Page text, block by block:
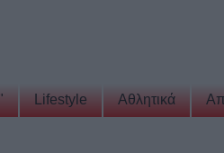
Lifestyle Αθλητικά